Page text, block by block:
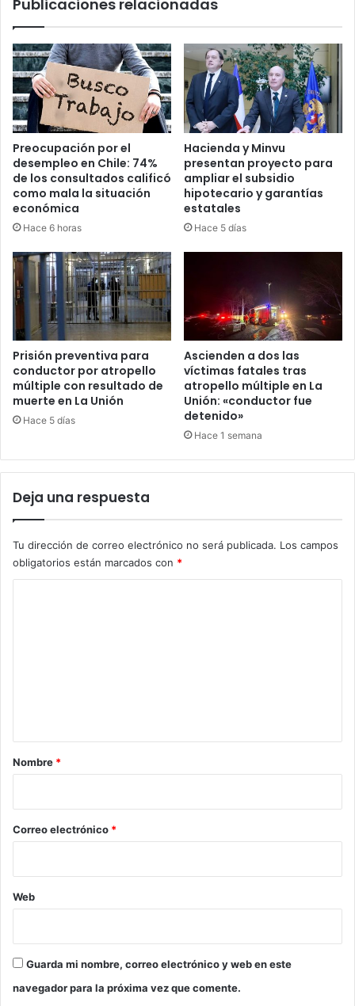
Publicaciones relacionadas
Preocupación por el
desempleo en Chile: 74%
de los consultados calificó
como mala la situación
económica
Hace 6 horas
Hacienda y Minvu
presentan proyecto para
ampliar el subsidio
hipotecario y garantías
estatales
Hace 5 días
Prisión preventiva para
conductor por atropello
múltiple con resultado de
muerte en La Unión
Hace 5 días
Ascienden a dos las
víctimas fatales tras
atropello múltiple en La
Unión: «conductor fue
detenido»
Hace 1 semana
Deja una respuesta
Tu dirección de correo electrónico no será publicada. Los campos
obligatorios están marcados con *
r
*
Nombre *
Correo electrónico *
Web
Guarda mi nombre, correo electrónico y web en este
navegador para la próxima vez que comente.